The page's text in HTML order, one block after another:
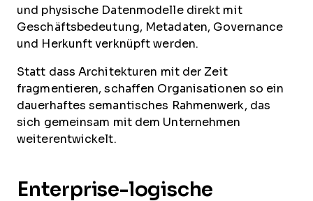
und physische Datenmodelle direkt mit
Geschäftsbedeutung, Metadaten, Governance
und Herkunft verknüpft werden.
Statt dass Architekturen mit der Zeit
fragmentieren, schaffen Organisationen so ein
dauerhaftes semantisches Rahmenwerk, das
sich gemeinsam mit dem Unternehmen
weiterentwickelt.
Enterprise-logische